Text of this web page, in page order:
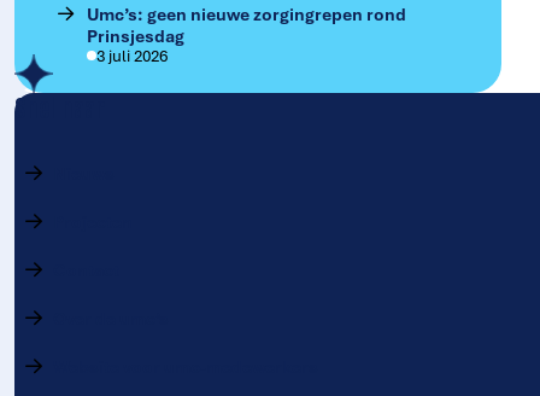
Umc’s: geen nieuwe zorgingrepen rond
Prinsjesdag
3 juli 2026
Snel naar